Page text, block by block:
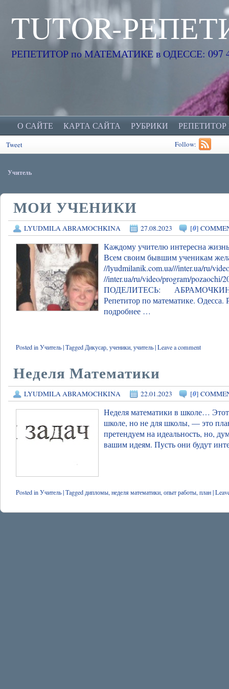
TUTOR-
РЕПЕТИТОР по МАТЕМАТИКЕ в ОДЕССЕ: 097
О САЙТЕ КАРТА САЙТА РУБРИКИ
Tweet Follow:
Учитель
МОИ УЧЕНИКИ
LYUDMILA ABRAMOCHKINA 27.08.2023 [0]
Каждому учителю интересна
Всем своим бывшим ученикам
//lyudmilanik.com.ua///inter.ua/ru/
//inter.ua/ru/video/program/
ПОДЕЛИТЕСЬ:
Репетитор по математике.
подробнее …
Posted inУчитель|Tagged Дикусар, ученики, учитель|Leave a comment
Неделя Математики
LYUDMILA ABRAMOCHKINA 22.01.2023 [0]
Неделя математики в школе…
школе, но не для школы, — это
претендуем на идеальность, но,
вашим идеям. Пусть они будут
Posted inУчитель|Tagged дипломы, неделя математики, опыт работы, план|